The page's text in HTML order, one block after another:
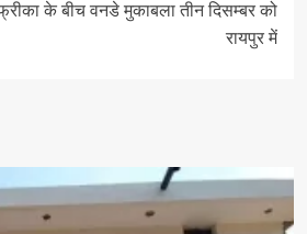
के बीच वनडे मुकाबला तीन दिसम्बर को
रायपुर में